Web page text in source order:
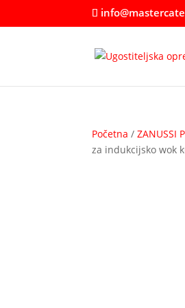
Početna /ZANUSSI
za indukcijsko wok